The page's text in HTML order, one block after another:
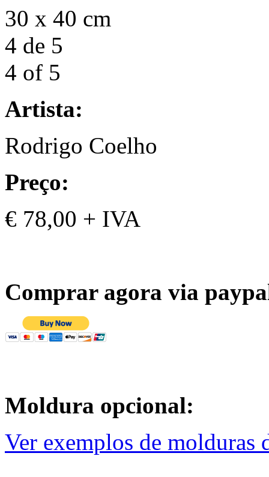
30 x 40 cm
4 de 5
4 of 5
Artista:
Rodrigo Coelho
Preço:
€ 78,00 + IVA
Comprar agora via
Moldura opcional:
Ver exemplos de molduras